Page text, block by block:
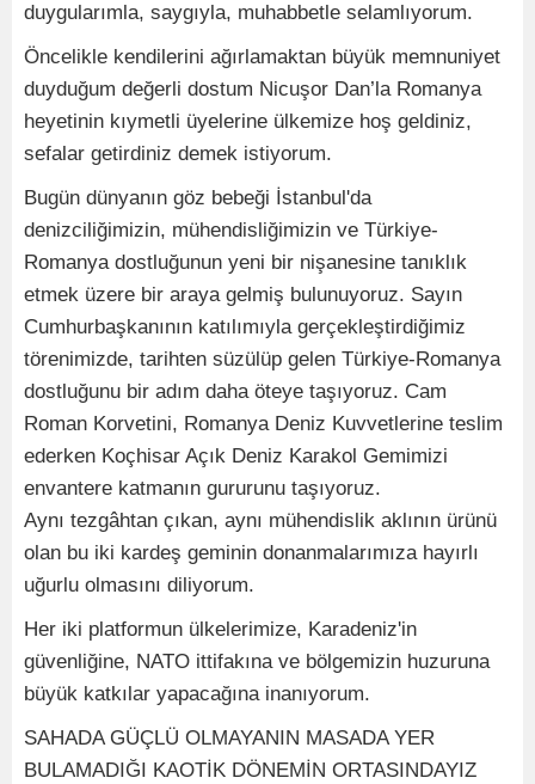
duygularımla, saygıyla, muhabbetle selamlıyorum.
Öncelikle kendilerini ağırlamaktan büyük memnuniyet
duyduğum değerli dostum Nicuşor Dan’la Romanya
heyetinin kıymetli üyelerine ülkemize hoş geldiniz,
sefalar getirdiniz demek istiyorum.
Bugün dünyanın göz bebeği İstanbul'da
denizciliğimizin, mühendisliğimizin ve Türkiye-
Romanya dostluğunun yeni bir nişanesine tanıklık
etmek üzere bir araya gelmiş bulunuyoruz. Sayın
Cumhurbaşkanının katılımıyla gerçekleştirdiğimiz
törenimizde, tarihten süzülüp gelen Türkiye-Romanya
dostluğunu bir adım daha öteye taşıyoruz. Cam
Roman Korvetini, Romanya Deniz Kuvvetlerine teslim
ederken Koçhisar Açık Deniz Karakol Gemimizi
envantere katmanın gururunu taşıyoruz.
Aynı tezgâhtan çıkan, aynı mühendislik aklının ürünü
olan bu iki kardeş geminin donanmalarımıza hayırlı
uğurlu olmasını diliyorum.
Her iki platformun ülkelerimize, Karadeniz'in
güvenliğine, NATO ittifakına ve bölgemizin huzuruna
büyük katkılar yapacağına inanıyorum.
SAHADA GÜÇLÜ OLMAYANIN MASADA YER
BULAMADIĞI KAOTİK DÖNEMİN ORTASINDAYIZ